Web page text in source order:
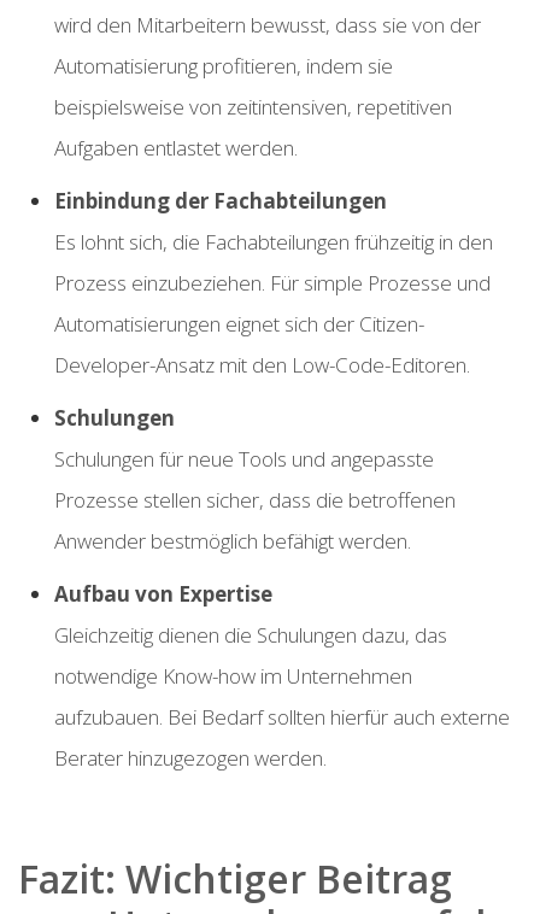
wird den Mitarbeitern bewusst, dass sie von der
Automatisierung profitieren, indem sie
beispielsweise von zeitintensiven, repetitiven
Aufgaben entlastet werden.
Einbindung der Fachabteilungen
Es lohnt sich, die Fachabteilungen frühzeitig in den
Prozess einzubeziehen. Für simple Prozesse und
Automatisierungen eignet sich der Citizen-
Developer-Ansatz mit den Low-Code-Editoren.
Schulungen
Schulungen für neue Tools und angepasste
Prozesse stellen sicher, dass die betroffenen
Anwender bestmöglich befähigt werden.
Aufbau von Expertise
Gleichzeitig dienen die Schulungen dazu, das
notwendige Know-how im Unternehmen
aufzubauen. Bei Bedarf sollten hierfür auch externe
Berater hinzugezogen werden.
Fazit: Wichtiger Beitrag